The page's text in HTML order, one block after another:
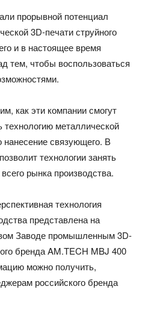
прорывной потенциал
3D-печати струйного
и в настоящее время
тем, чтобы воспользоваться
как эти компании смогут
металлической
нанесение связующего. В
технологии занять
рынка производства.
технология
представлена на
Заводе промышленным 3D-
бренда AM.TECH MBJ 400
можно получить,
российского бренда